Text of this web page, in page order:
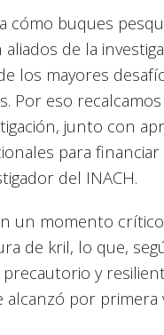
cómo buques
de la
los mayores
Por eso
junto con
para
del INACH.
un momento
de kril, lo que,
y
por